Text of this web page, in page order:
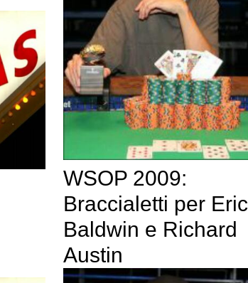
WSOP 2009:
Braccialetti per Eric
Baldwin e Richard
Austin